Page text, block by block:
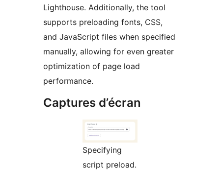
Lighthouse. Additionally, the tool
supports preloading fonts, CSS,
and JavaScript files when specified
manually, allowing for even greater
optimization of page load
performance.
Captures d’écran
Specifying
script preload.